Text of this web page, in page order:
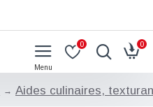
0 0
Aides culinaires,